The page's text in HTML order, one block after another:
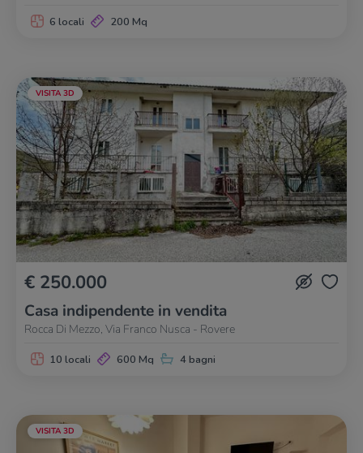
6 locali 200 Mq
VISITA 3D
€ 250.000
Casa indipendente in vendita
Rocca Di Mezzo, Via Franco Nusca - Rovere
10 locali 600 Mq 4 bagni
VISITA 3D